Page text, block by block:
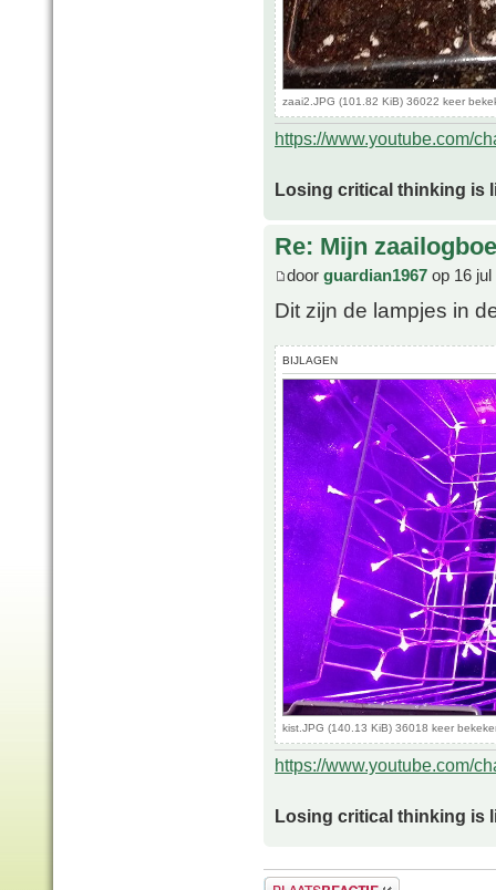
zaai2.JPG (101.82 KiB) 36022 keer
https://www.youtube.com/
Losing critical thinking is
Re: Mijn
door guardian1967 op 16 jul
Dit zijn de lampjes in
BIJLAGEN
kist.JPG (140.13 KiB) 36018 keer
https://www.youtube.com/
Losing critical thinking is
Plaats een reactie